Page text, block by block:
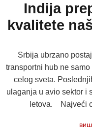
Indija
kvalitete
Srbija ubrzano
transportni hub ne
celog sveta.
ulaganja u avio sektor i
letova. Najveći